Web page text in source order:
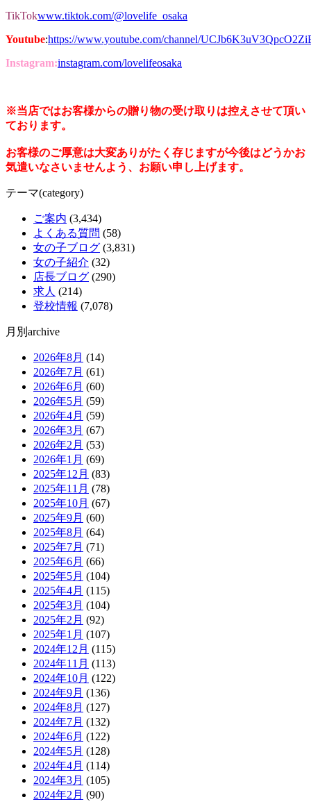
TikTokwww.tiktok.com/@lovelife_osaka
Youtube:https://www.youtube.com/channel/
Instagram:instagram.com/lovelifeosaka
※当店ではお客様からの贈り物の受け取りは控えさせて頂い
ております。
お客様のご厚意は大変ありがたく存じますが今後はどうかお
気遣いなさいませんよう、お願い申し上げます。
テーマ(category)
ご案内 (3,434)
よくある質問 (58)
女の子ブログ (3,831)
女の子紹介 (32)
店長ブログ (290)
求人 (214)
登校情報 (7,078)
月別archive
2026年8月 (14)
2026年7月 (61)
2026年6月 (60)
2026年5月 (59)
2026年4月 (59)
2026年3月 (67)
2026年2月 (53)
2026年1月 (69)
2025年12月 (83)
2025年11月 (78)
2025年10月 (67)
2025年9月 (60)
2025年8月 (64)
2025年7月 (71)
2025年6月 (66)
2025年5月 (104)
2025年4月 (115)
2025年3月 (104)
2025年2月 (92)
2025年1月 (107)
2024年12月 (115)
2024年11月 (113)
2024年10月 (122)
2024年9月 (136)
2024年8月 (127)
2024年7月 (132)
2024年6月 (122)
2024年5月 (128)
2024年4月 (114)
2024年3月 (105)
2024年2月 (90)